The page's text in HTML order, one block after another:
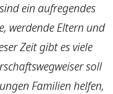
ein aufregendes
werdende Eltern und
Zeit gibt es viele
soll
Familien helfen,